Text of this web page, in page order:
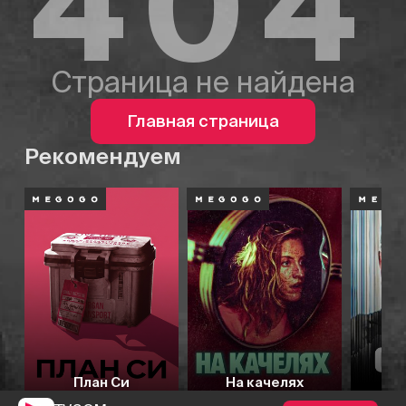
Страница не найдена
Главная страница
Рекомендуем
План Си На качелях